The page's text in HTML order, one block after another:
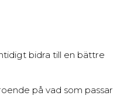
bidra till en bättre
på vad som passar